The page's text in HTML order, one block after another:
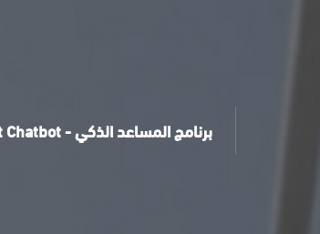
ARC Smart Chatbot - برنامج المساعد الذكي